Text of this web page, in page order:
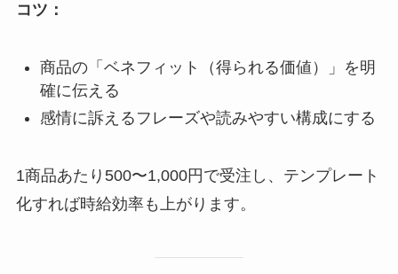
コツ：
商品の「ベネフィット（得られる価値）」を明
確に伝える
感情に訴えるフレーズや読みやすい構成にする
1商品あたり500〜1,000円で受注し、テンプレート
化すれば時給効率も上がります。